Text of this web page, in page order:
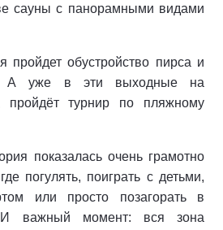
сауны с панорамными видами
обустройство пирса и
А уже в эти выходные на
пройдёт турнир по пляжному
показалась очень грамотно
погулять, поиграть с детьми,
или просто позагорать в
И важный момент: вся зона